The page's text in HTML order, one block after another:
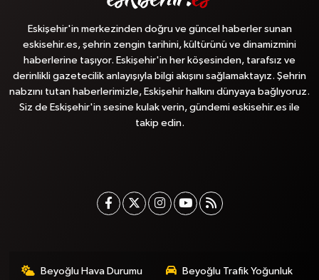
Eskişehir'in merkezinden doğru ve güncel haberler sunan
eskisehir.es, şehrin zengin tarihini, kültürünü ve dinamizmini
haberlerine taşıyor. Eskişehir'in her köşesinden, tarafsız ve
derinlikli gazetecilik anlayışıyla bilgi akışını sağlamaktayız. Şehrin
nabzını tutan haberlerimizle, Eskişehir halkını dünyaya bağlıyoruz.
Siz de Eskişehir'in sesine kulak verin, gündemi eskisehir.es ile
takip edin.
Beyoğlu Hava Durumu
Beyoğlu Trafik Yoğunluk